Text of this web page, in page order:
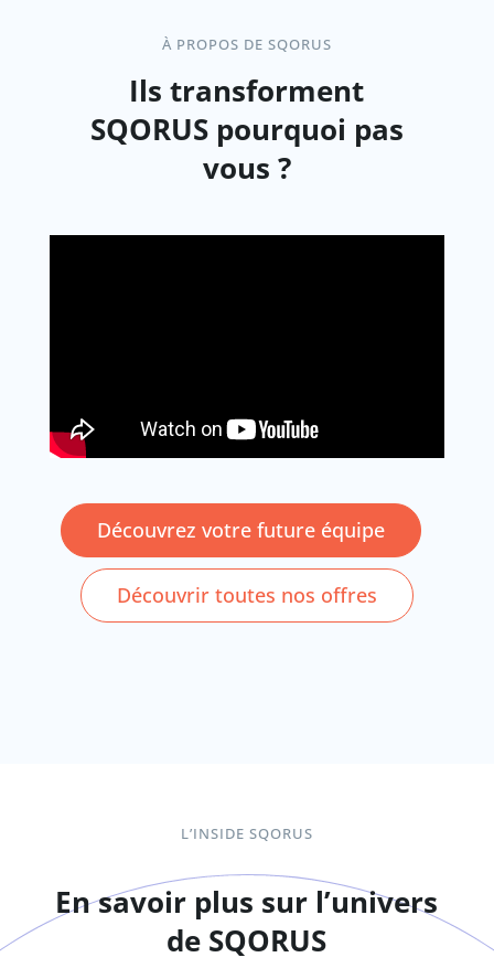
À PROPOS DE SQORUS
Ils transforment
SQORUS pourquoi pas
vous ?
Découvrez votre future équipe
Découvrir toutes nos offres
L’INSIDE SQORUS
En savoir plus sur l’univers
de SQORUS